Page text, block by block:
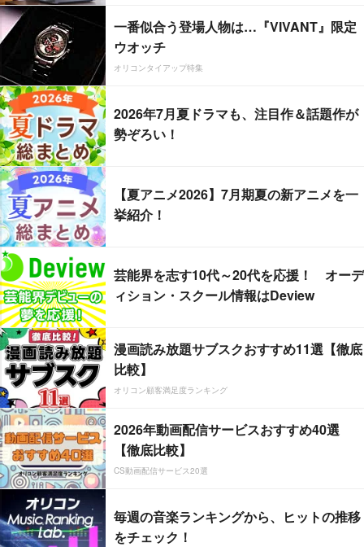
一番似合う登場人物は…『VIVANT』限定
ウオッチ
オリコンタイアップ特集
2026年7月夏ドラマも、注目作＆話題作が
勢ぞろい！
【夏アニメ2026】7月期夏の新アニメを一
挙紹介！
芸能界を志す10代～20代を応援！ オーデ
ィション・スクール情報はDeview
漫画読み放題サブスクおすすめ11選【徹底
比較】
オリコン顧客満足度ランキング
2026年動画配信サービスおすすめ40選
【徹底比較】
CS動画配信サービス20選
毎週の音楽ランキングから、ヒットの推移
をチェック！